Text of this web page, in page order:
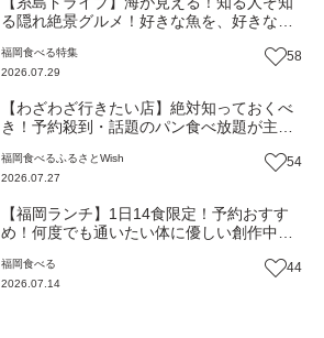
る隠れ絶景グルメ！好きな魚を、好きなだ
堂』（福岡市西区）【まち歩き】
福岡食べる特集
2026.07.29
58
【わざわざ行きたい店】絶対知っておくべ
き！予約殺到・話題のパン食べ放題が主
『bound garden』（福岡・新宮町）【まち
歩き】
福岡食べる ふるさとWish
2026.07.27
54
【福岡ランチ】1日14食限定！予約おすす
め！何度でも通いたい体に優しい創作中華
【まち歩き】
福岡食べる
2026.07.14
44